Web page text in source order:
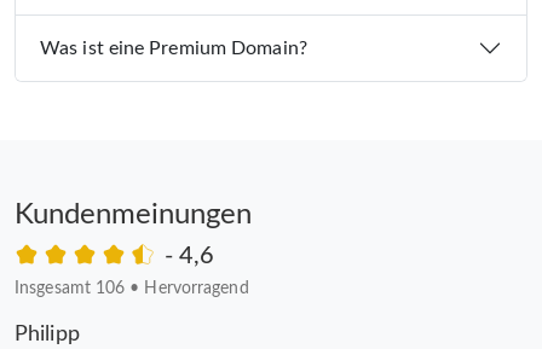
Was ist eine Premium Domain?
Kundenmeinungen
- 4,6
Insgesamt 106 • Hervorragend
Philipp